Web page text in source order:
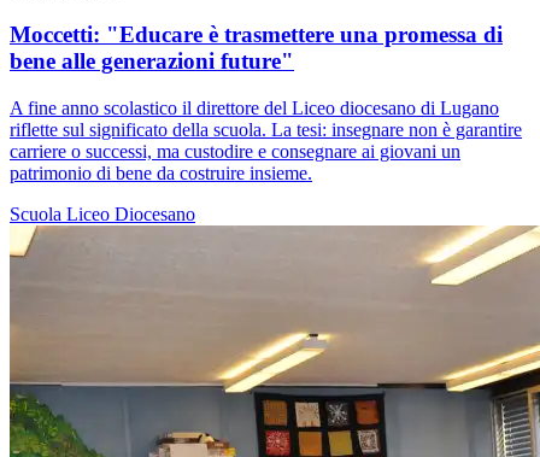
Moccetti: "Educare è trasmettere una promessa di
bene alle generazioni future"
A fine anno scolastico il direttore del Liceo diocesano di Lugano
riflette sul significato della scuola. La tesi: insegnare non è garantire
carriere o successi, ma custodire e consegnare ai giovani un
patrimonio di bene da costruire insieme.
Scuola Liceo Diocesano